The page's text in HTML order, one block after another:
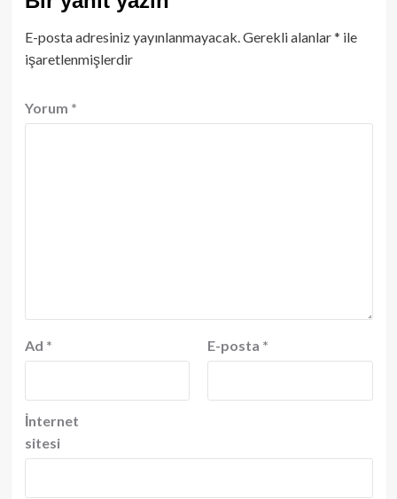
E-posta adresiniz yayınlanmayacak.Gerekli alanlar* ile
işaretlenmişlerdir
Yorum *
Ad * E-posta *
İnternet
sitesi